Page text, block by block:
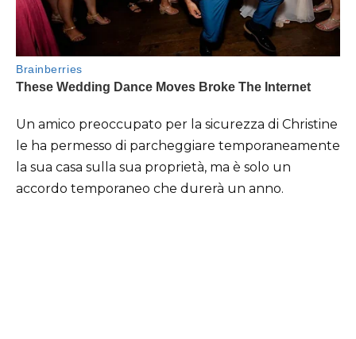
Un amico preoccupato per la sicurezza di Christine
le ha permesso di parcheggiare temporaneamente
la sua casa sulla sua proprietà, ma è solo un
accordo temporaneo che durerà un anno.